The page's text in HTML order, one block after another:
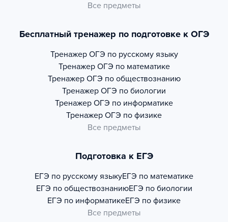
Все предметы
Бесплатный тренажер по подготовке к ОГЭ
Тренажер ОГЭ по русскому языку
Тренажер ОГЭ по математике
Тренажер ОГЭ по обществознанию
Тренажер ОГЭ по биологии
Тренажер ОГЭ по информатике
Тренажер ОГЭ по физике
Все предметы
Подготовка к ЕГЭ
ЕГЭ по русскому языкуЕГЭ по математике
ЕГЭ по обществознаниюЕГЭ по биологии
ЕГЭ по информатикеЕГЭ по физике
Все предметы